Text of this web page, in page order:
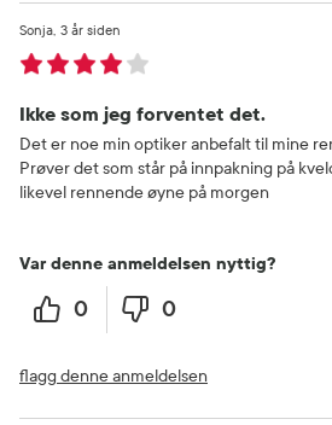
Ikke som jeg forventet det.
3 år siden
Sonja
Det er noe min optiker anbefalt til mine
Prøver det som står på innpakning på
likevel rennende øyne på morgen
Var denne anmeldelsen nyttig?
0 0
flagg denne anmeldelsen